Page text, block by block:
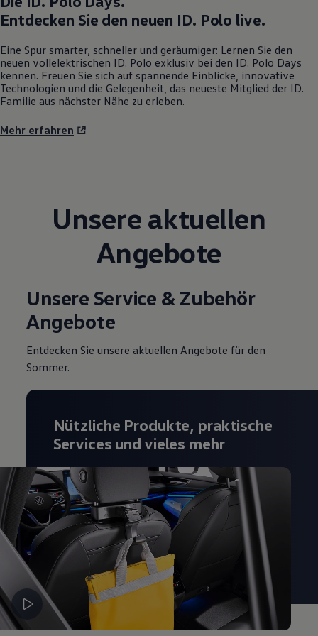
Magazin
Lifestyle
Familie
Elektromobilität
Volkswagen R
Pannen- und Unfallhilfe
Volkswagen Kundenbetreuung
Entdecken Sie den neuen ID. Polo live.
Eine Spur smarter, schneller und geräumiger: Lernen Sie den
neuen vollelektrischen ID. Polo exklusiv bei den ID. Polo Days
kennen. Freuen Sie sich auf spannende Einblicke, innovative
Technologien und die Gelegenheit, das neueste Mitglied der ID.
Familie aus nächster Nähe zu erleben.
Mehr erfahren
Unsere aktuellen
Angebote
Unsere Service & Zubehör
Angebote
Entdecken Sie unsere aktuellen Angebote für den
Sommer.
Nützliche Produkte, praktische
Services und vieles mehr